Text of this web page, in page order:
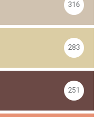
316
283
251